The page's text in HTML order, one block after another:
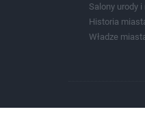
Salony urody i
Historia
Władze